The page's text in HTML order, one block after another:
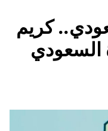
سعودي.. كريم
السعودي